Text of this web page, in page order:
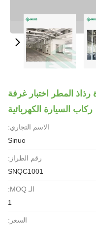
المطر اختبار غرفة
ركاب السيارة الكهربائية
الاسم التجاري:
Sinuo
رقم الطراز:
SNQC1001
الـ MOQ:
السعر: